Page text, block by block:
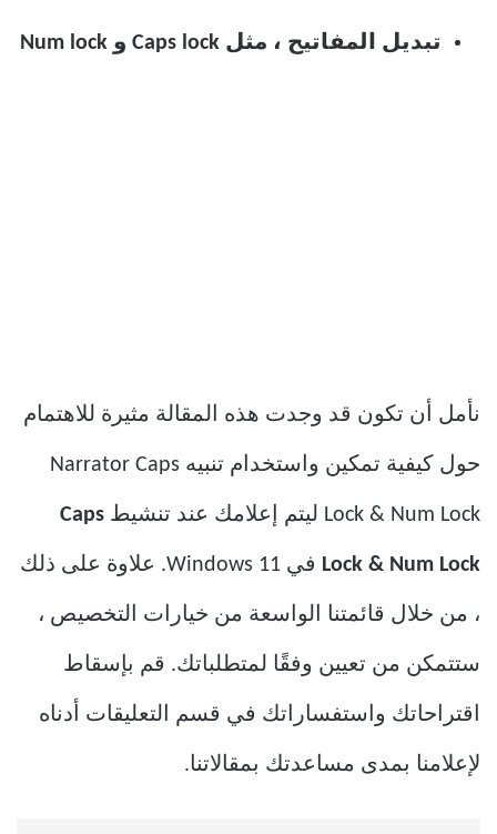
تبديل المفاتيح ، مثل Caps lock و Num lock
نأمل أن تكون قد وجدت هذه المقالة مثيرة للاهتمام
حول كيفية تمكين واستخدام تنبيه Narrator Caps
Lock & Num Lock ليتم إعلامك عند تنشيط Caps
Lock & Num Lock في Windows 11. علاوة على ذلك
، من خلال قائمتنا الواسعة من خيارات التخصيص ،
ستتمكن من تعيين وفقًا لمتطلباتك. قم بإسقاط
اقتراحاتك واستفساراتك في قسم التعليقات أدناه
لإعلامنا بمدى مساعدتك بمقالاتنا.